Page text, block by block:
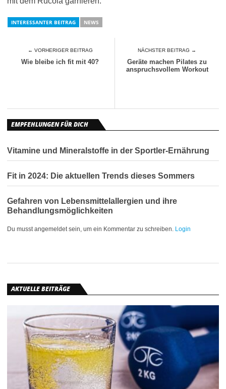
INTERESSANTER BEITRAG NEWS
← VORHERIGER BEITRAG
Wie bleibe ich fit mit 40?
NÄCHSTER BEITRAG →
Geräte machen Pilates zu
anspruchsvollem Workout
EMPFEHLUNGEN FÜR DICH
Vitamine und Mineralstoffe in der Sportler-Ernährung
Fit in 2024: Die aktuellen Trends dieses Sommers
Gefahren von Lebensmittelallergien und ihre
Behandlungsmöglichkeiten
Du musst angemeldet sein, um ein Kommentar zu schreiben. Login
AKTUELLE BEITRÄGE